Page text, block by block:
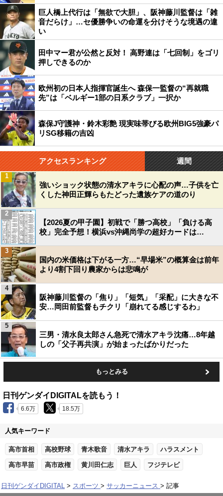
巨人橋上代行は「無欲で大胆」、阪神藤川監督は「雑
音だらけ」…セ優勝争いの命運を分けそうな境遇の違
い
田中マー君が公然と反対！ 高野連は「七回制」をゴリ
押しできるのか
欧州初の日本人指揮官誕生へ 森保一監督の“再就職
先”は「ベルギー1部の日系クラブ」一択か
森保J守護神・鈴木彩艶 現実味帯びる欧州BIG5強豪パ
リSG移籍の吉凶
アクセスランキング 週間
強いショック状態の清水アキラに心配の声…子供を亡
くした神田正輝らもたどった遺族ケアの道のり
1
【2026夏の甲子園】初戦で「勝つ高校」「負ける高
校」完全予想！横浜vs沖縄尚学の超好カードは…
2
国内の米価格は下がる一方…“早場米”の概算金は前年
より4割下回り農家からは悲鳴が
3
阪神藤川監督の「焦り」「短気」「采配」に大きな不
安…岡田前監督もチクリ「崩れてる感じするわ」
4
三男・清水良太郎さん急死で清水アキラ沈痛…8年越
しの「父子再共演」が始まったばかりだった
5
もっとみる
日刊ゲンダイDIGITALを読もう！
6.6万 18.5万
人気キーワード
高市首相 高校野球 青木歌音 清水アキラ ハラスメント
高市早苗 高市政権 黄川田仁志 巨人 フジテレビ
日刊ゲンダイDIGITAL スポーツ サッカーニュース 記事